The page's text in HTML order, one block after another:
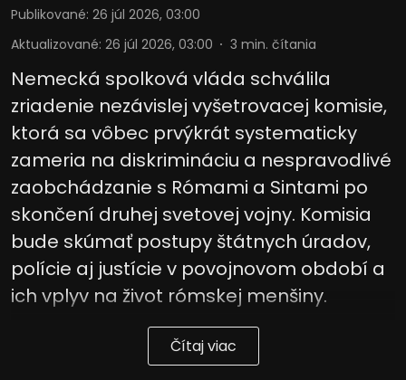
Publikované: 26 júl 2026, 03:00
Aktualizované: 26 júl 2026, 03:00 3 min. čítania
Nemecká spolková vláda schválila
zriadenie nezávislej vyšetrovacej komisie,
ktorá sa vôbec prvýkrát systematicky
zameria na diskrimináciu a nespravodlivé
zaobchádzanie s Rómami a Sintami po
skončení druhej svetovej vojny. Komisia
bude skúmať postupy štátnych úradov,
polície aj justície v povojnovom období a
ich vplyv na život rómskej menšiny.
Čítaj viac